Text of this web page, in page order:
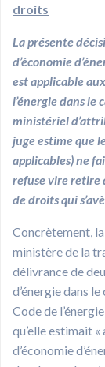
droits
La présente
d’économie
est applicable
l’énergie dans
ministériel
juge estime que
applicables) ne
refuse vire retire
de droits qui
Concrètement,
ministère de la
délivrance de
d’énergie dans
Code de
qu’elle estimait
d’économie